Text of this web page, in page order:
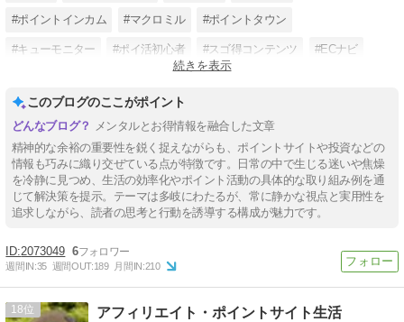
#ポイントインカム #マクロミル #ポイントタウン
#キューモニター #ポイ活初心者 #スゴ得コンテンツ #ECナビ
続きを表示
このブログのここがポイント
メンタルとお得情報を融合した文章
精神的な余裕の重要性を鋭く捉えながらも、ポイントサイトや投資などの
情報も巧みに織り交ぜている点が特徴です。日常の中で生じる迷いや焦燥
を冷静に見つめ、生活の効率化やポイント活動の具体的な取り組み例を通
じて解決策を提示。テーマは多岐にわたるが、常に静かな視点と実用性を
追求しながら、読者の思考と行動を誘導する構成が魅力です。
2073049 6
週間IN:35 週間OUT:189 月間IN:210
18 アフィリエイト・ポイントサイト生活